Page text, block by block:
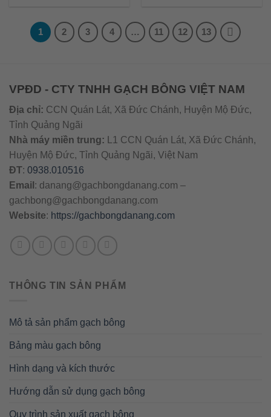
1 2 3 4 … 11 12 13
VPĐD - CTY TNHH GẠCH BÔNG VIỆT NAM
Địa chỉ: CCN Quán Lát, Xã Đức Chánh, Huyện Mộ Đức,
Tỉnh Quảng Ngãi
Nhà máy miền trung: L1 CCN Quán Lát, Xã Đức Chánh,
Huyện Mộ Đức, Tỉnh Quảng Ngãi, Việt Nam
ĐT: 0938.010516
Email : danang@gachbongdanang.com –
gachbong@gachbongdanang.com
Website: https://gachbongdanang.com
THÔNG TIN SẢN PHẨM
Mô tả sản phẩm gạch bông
Bảng màu gạch bông
Hình dạng và kích thước
Hướng dẫn sử dụng gạch bông
Quy trình sản xuất gạch bông